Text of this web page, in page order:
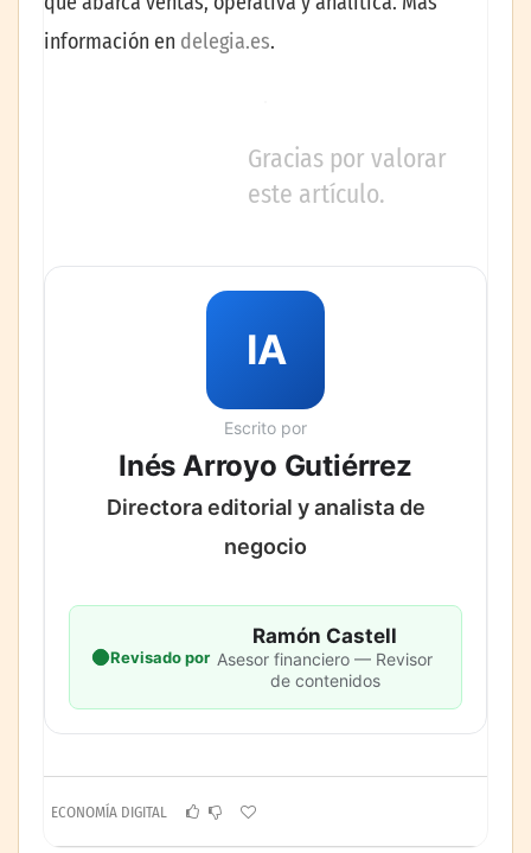
información en delegia.es.
Gracias por valorar
este artículo.
IA
Escrito por
Inés Arroyo Gutiérrez
Directora editorial y analista de
negocio
Revisado por
Ramón Castell
Asesor financiero — Revisor
de contenidos
ECONOMÍA DIGITAL